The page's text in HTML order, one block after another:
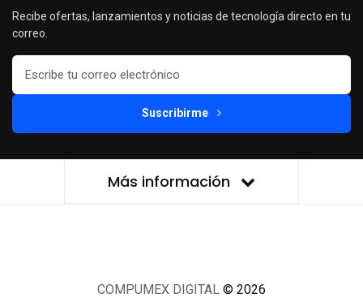
Recibe ofertas, lanzamientos y noticias de tecnología directo en tu
correo.
Suscribirme
Más información
COMPUMEX DIGITAL © 2026